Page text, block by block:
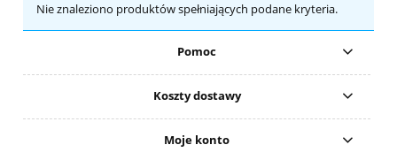
Nie znaleziono produktów spełniających podane kryteria.
Pomoc
Koszty dostawy
Moje konto